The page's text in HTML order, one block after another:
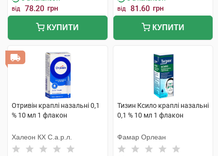
від 78.20 грн
КУПИТИ
від 81.60 грн
КУПИТИ
Отривін краплі назальні 0,1
% 10 мл 1 флакон
Халеон КХ С.а.р.л.
Тизин Ксило краплі назальні
0,1 % 10 мл 1 флакон
Фамар Орлеан